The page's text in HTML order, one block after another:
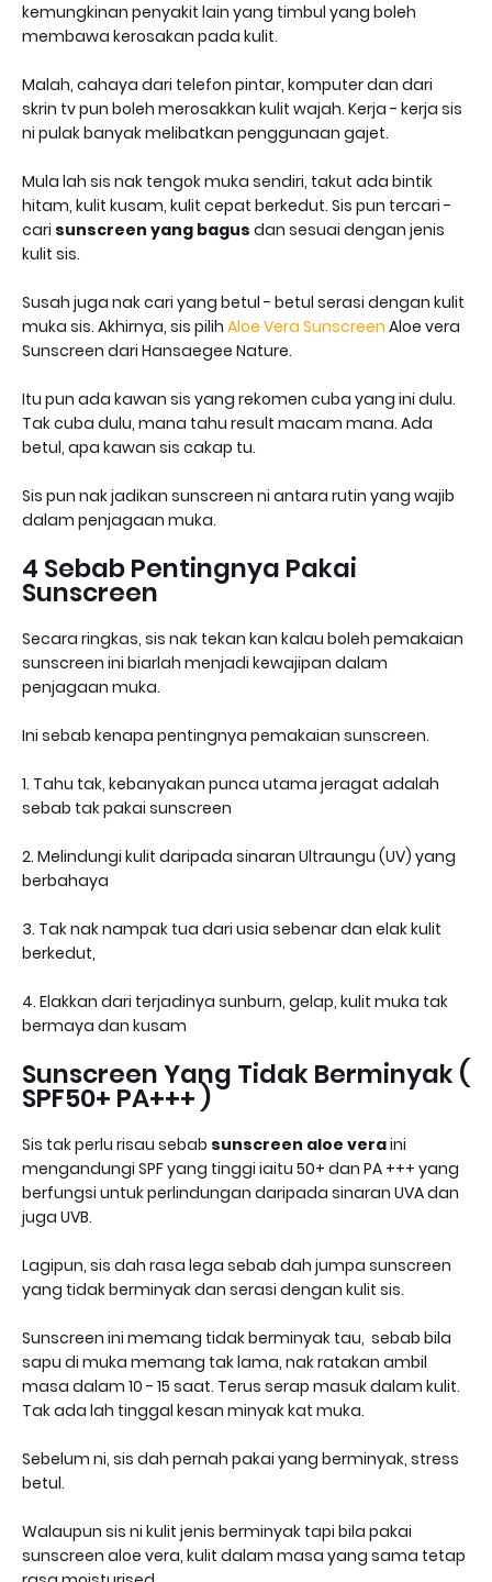
kemungkinan penyakit lain yang timbul yang boleh
membawa kerosakan pada kulit.
Malah, cahaya dari telefon pintar, komputer dan dari
skrin tv pun boleh merosakkan kulit wajah. Kerja - kerja sis
ni pulak banyak melibatkan penggunaan gajet.
Mula lah sis nak tengok muka sendiri, takut ada bintik
hitam, kulit kusam, kulit cepat berkedut. Sis pun tercari -
cari sunscreen yang bagus dan sesuai dengan jenis
kulit sis.
Susah juga nak cari yang betul - betul serasi dengan kulit
muka sis. Akhirnya, sis pilih Aloe Vera Sunscreen Aloe vera
Sunscreen dari Hansaegee Nature.
Itu pun ada kawan sis yang rekomen cuba yang ini dulu.
Tak cuba dulu, mana tahu result macam mana. Ada
betul, apa kawan sis cakap tu.
Sis pun nak jadikan sunscreen ni antara rutin yang wajib
dalam penjagaan muka.
4 Sebab Pentingnya Pakai
Sunscreen
Secara ringkas, sis nak tekan kan kalau boleh pemakaian
sunscreen ini biarlah menjadi kewajipan dalam
penjagaan muka.
Ini sebab kenapa pentingnya pemakaian sunscreen.
1. Tahu tak, kebanyakan punca utama jeragat adalah
sebab tak pakai sunscreen
2. Melindungi kulit daripada sinaran Ultraungu (UV) yang
berbahaya
3. Tak nak nampak tua dari usia sebenar dan elak kulit
berkedut,
4. Elakkan dari terjadinya sunburn, gelap, kulit muka tak
bermaya dan kusam
Sunscreen Yang Tidak Berminyak (
SPF50+ PA+++ )
Sis tak perlu risau sebab sunscreen aloe veraini
mengandungi SPF yang tinggi iaitu 50+ dan PA +++ yang
berfungsi untuk perlindungan daripada sinaran UVA dan
juga UVB.
Lagipun, sis dah rasa lega sebab dah jumpa sunscreen
yang tidak berminyak dan serasi dengan kulit sis.
Sunscreen ini memang tidak berminyak tau, sebab bila
sapu di muka memang tak lama, nak ratakan ambil
masa dalam 10 - 15 saat. Terus serap masuk dalam kulit.
Tak ada lah tinggal kesan minyak kat muka.
Sebelum ni, sis dah pernah pakai yang berminyak, stress
betul.
Walaupun sis ni kulit jenis berminyak tapi bila pakai
sunscreen aloe vera, kulit dalam masa yang sama tetap